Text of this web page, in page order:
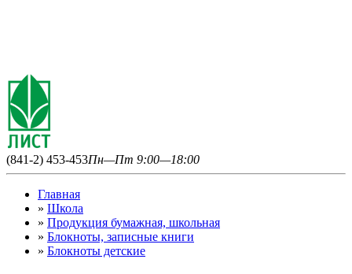
(841-2) 453-453Пн—Пт 9:00—18:00
Главная
» Школа
» Продукция бумажная, школьная
» Блокноты, записные книги
» Блокноты детские